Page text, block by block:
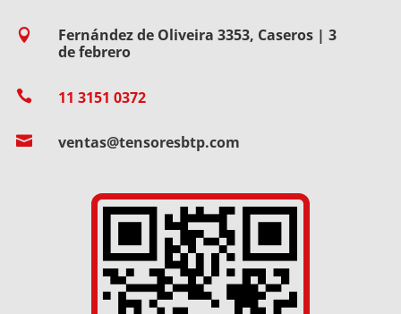

Fernández de Oliveira 3353, Caseros | 3
de febrero
 11 3151 0372
 ventas@tensoresbtp.com